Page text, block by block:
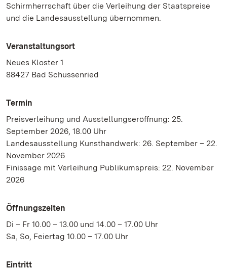
Schirmherrschaft über die Verleihung der Staatspreise
und die Landesausstellung übernommen.
Veranstaltungsort
Neues Kloster 1
88427 Bad Schussenried
Termin
Preisverleihung und Ausstellungseröffnung: 25.
September 2026, 18.00 Uhr
Landesausstellung Kunsthandwerk: 26. September – 22.
November 2026
Finissage mit Verleihung Publikumspreis: 22. November
2026
Öffnungszeiten
Di – Fr 10.00 – 13.00 und 14.00 – 17.00 Uhr
Sa, So, Feiertag 10.00 – 17.00 Uhr
Eintritt